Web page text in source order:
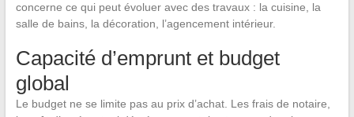
concerne ce qui peut évoluer avec des travaux : la cuisine, la
salle de bains, la décoration, l’agencement intérieur.
Capacité d’emprunt et budget
global
Le budget ne se limite pas au prix d’achat. Les frais de notaire,